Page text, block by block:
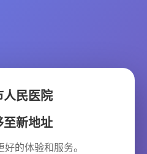
人民医院
至新地址
的体验和服务。